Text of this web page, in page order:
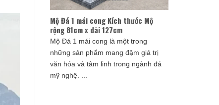
Mộ Đá 1 mái cong Kích thước Mộ
rộng 81cm x dài 127cm
Mộ Đá 1 mái cong là một trong
những sản phẩm mang đậm giá trị
văn hóa và tâm linh trong ngành đá
mỹ nghệ. ...